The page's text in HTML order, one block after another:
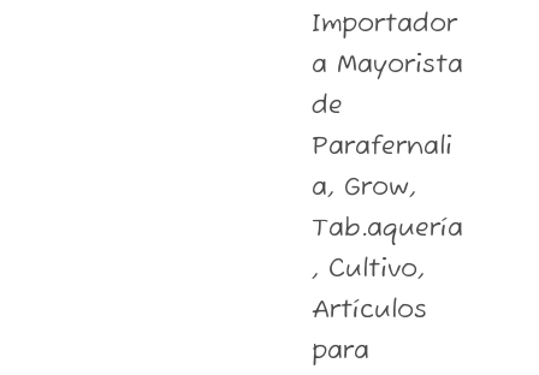
Importador
a Mayorista
de
Parafernali
a, Grow,
Tab.aquería
, Cultivo,
Artículos
para